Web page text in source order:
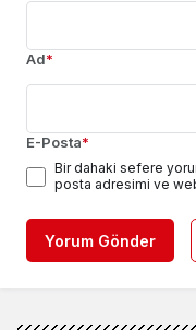
Ad*
E-Posta*
Bir dahaki sefere
posta adresimi ve
Yorum Gönder